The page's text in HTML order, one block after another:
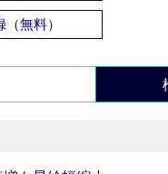
無料）